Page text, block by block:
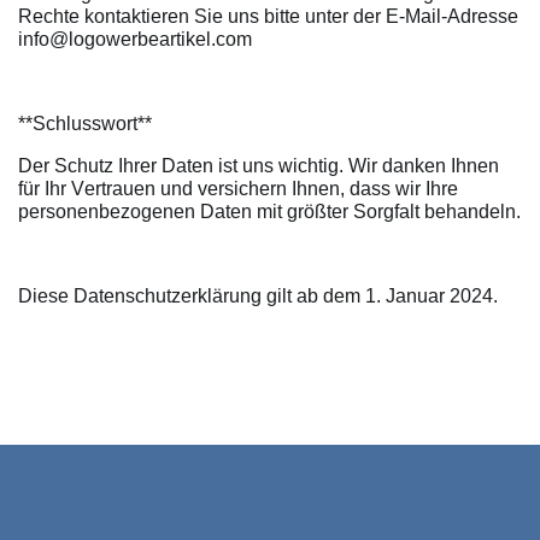
Rechte kontaktieren Sie uns bitte unter der E-Mail-Adresse
info@logowerbeartikel.com
**Schlusswort**
Der Schutz Ihrer Daten ist uns wichtig. Wir danken Ihnen
für Ihr Vertrauen und versichern Ihnen, dass wir Ihre
personenbezogenen Daten mit größter Sorgfalt behandeln.
Diese Datenschutzerklärung gilt ab dem 1. Januar 2024.